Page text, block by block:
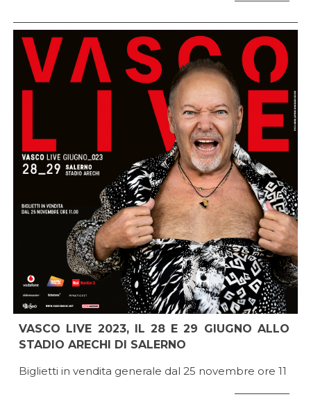
VASCO LIVE 2023, IL 28 E 29 GIUGNO ALLO
STADIO ARECHI DI SALERNO
Biglietti in vendita generale dal 25 novembre ore 11